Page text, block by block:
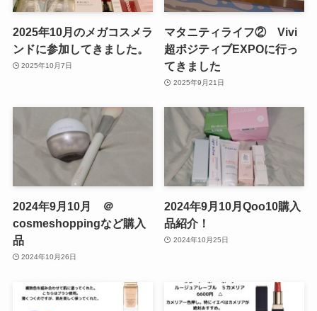
2025年10月のメガコスメラ
ンドに参加してきました。
2025年10月7日
マタニティライフ② Vivi
超ポジティブEXPOに行っ
てきました
2025年9月21日
2024年9月10月 ＠
cosmeshoppingなど購入
品
2024年10月26日
2024年9月10月Qoo10購入
品紹介！
2024年10月25日